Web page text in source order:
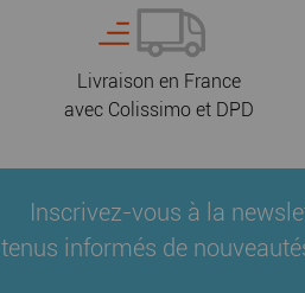
Livraison en France
avec Colissimo et DPD
Inscrivez-vous à la
tenus informés de